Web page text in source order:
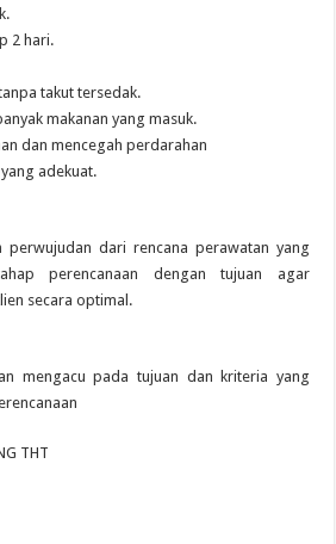
2 hari.
takut tersedak.
makanan yang masuk.
dan mencegah perdarahan
adekuat.
perwujudan dari rencana perawatan yang
perencanaan dengan tujuan agar
secara optimal.
mengacu pada tujuan dan kriteria yang
THT